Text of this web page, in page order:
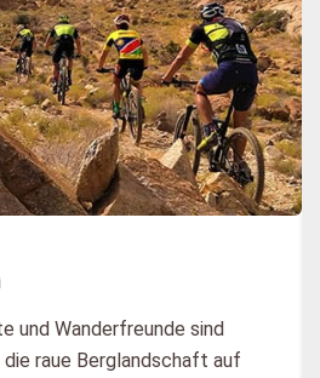
und Wanderfreunde sind
die raue Berglandschaft auf